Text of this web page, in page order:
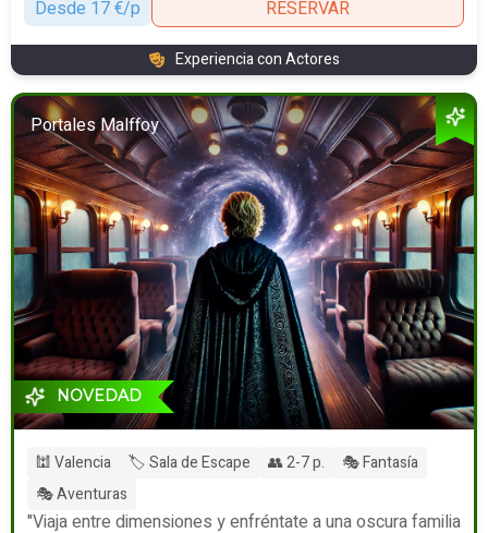
Desde 17 €/p
RESERVAR
Experiencia con Actores
Portales Malffoy
NOVEDAD
🕍 Valencia 🏷️ Sala de Escape 👥 2-7 p.
🎭 Fantasía
🎭 Aventuras
"Viaja entre dimensiones y enfréntate a una oscura familia